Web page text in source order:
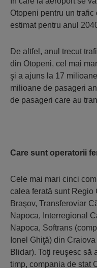
Otopeni pentru un
estimat pentru anul
De altfel, anul trecut
din Otopeni, cel mai
şi a ajuns la 17
milioane de pasageri
de pasageri care au
Care sunt operatorii
Cele mai mari cinci
calea ferată sunt Regio
Braşov, Transferoviar
Napoca, Interregional
Napoca, Softrans
Ionel Ghiţă) din
Blidar). Toţi reuşesc să
timp, compania de stat